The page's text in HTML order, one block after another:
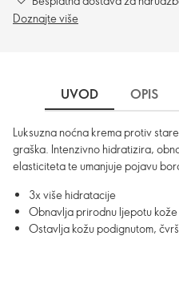
Doznajte više
UVOD OPIS
Luksuzna noćna krema protiv
graška. Intenzivno hidratizira,
elasticiteta te umanjuje pojavu
3x više hidratacije
Obnavlja prirodnu ljepotu
Ostavlja kožu podignutom,